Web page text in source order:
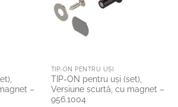
–
TIP-ON PENTRU UŞI
TIP-ON pentru uşi (set),
Versiune scurtă, cu magnet –
956.1004